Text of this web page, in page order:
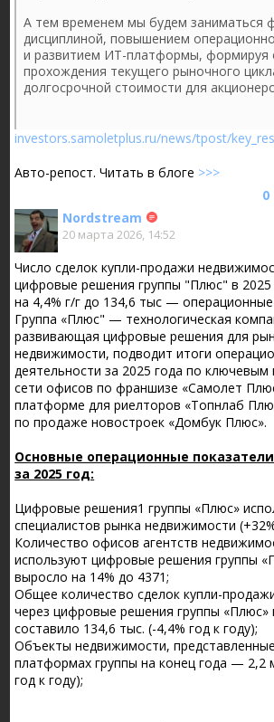
А тем временем мы будем заниматься
дисциплиной, повышением
и развитием ИТ-платформы, формируя
прохождения текущего рыночного
долгосрочной стоимости для
investors.samoletplus.ru/news/tpost/
Авто-репост. Читать в блоге >>>
0
Nordstream
20 марта 2026, 14:52
Число сделок купли-продажи
цифровые решения группы "Плюс" в 2025
на 4,4% г/г до 134,6 тыс —
Группа «Плюс" — технологическая
развивающая цифровые решения для
недвижимости, подводит итоги
деятельности за 2025 года по ключевым
сети офисов по франшизе «Самолет
платформе для риелторов «Топнлаб
по продаже новостроек «Домбук Плюс».
Основные операционные
за 2025 год:
Цифровые решения1 группы «Плюс»
специалистов рынка недвижимости
Количество офисов агентств
используют цифровые решения группы
выросло на 14% до 4371;
Общее количество сделок купли-
через цифровые решения группы «Плюс»
составило 134,6 тыс. (-4,4% год к году);
Объекты недвижимости,
платформах группы на конец года — 2,2
год к году);